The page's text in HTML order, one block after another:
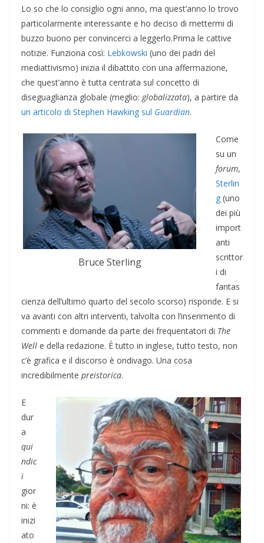
Lo so che lo consiglio ogni anno, ma quest’anno lo trovo
particolarmente interessante e ho deciso di mettermi di
buzzo buono per convincerci a leggerlo.Prima le cattive
notizie. Funziona così: Lebkowski (uno dei padri del
mediattivismo) inizia il dibattito con una affermazione,
che quest’anno è tutta centrata sul concetto di
diseguaglianza globale (meglio: globalizzata), a partire da
un articolo di Stephen Hawking sul Guardian.
Bruce Sterling
Come
su un
forum,
Sterlin
g (uno
dei più
import
anti
scrittor
i di
fantas
cienza dell’ultimo quarto del secolo scorso) risponde. E si
va avanti con altri interventi, talvolta con l’inserimento di
commenti e domande da parte dei frequentatori di The
Well e della redazione. È tutto in inglese, tutto testo, non
c’è grafica e il discorso è ondivago. Una cosa
incredibilmente preistorica.
E
dur
a
qui
ndic
i
gior
ni: è
inizi
ato